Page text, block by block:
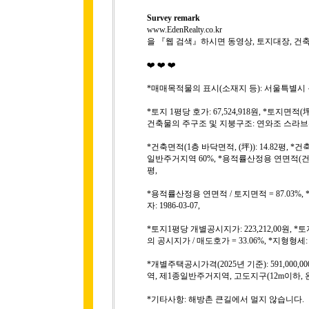
Survey remark
www.EdenRealty.co.kr
을 『웹 검색』하시면 동영상, 토지대장, 건
❤️ ❤️ ❤️
*매매목적물의 표시(소재지 등): 서울특별시
*토지 1평당 호가: 67,524,918원, *토지면적(
건축물의 주구조 및 지붕구조: 연와조 스라
*건축면적(1층 바닥면적, (坪)): 14.82평, *건
일반주거지역 60%, *용적률산정용 연면적(
평,
*용적률산정용 연면적 / 토지면적 =
자: 1986-03-07,
*토지1평당 개별공시지가: 223,212,00원, *
의 공시지가 / 매도호가 = 33.06%, *지형형
*개별주택공시가격(2025년 기준):
역, 제1종일반주거지역, 고도지구(12m이하,
*기타사항: 해방촌 큰길에서 멀지 않습니다.